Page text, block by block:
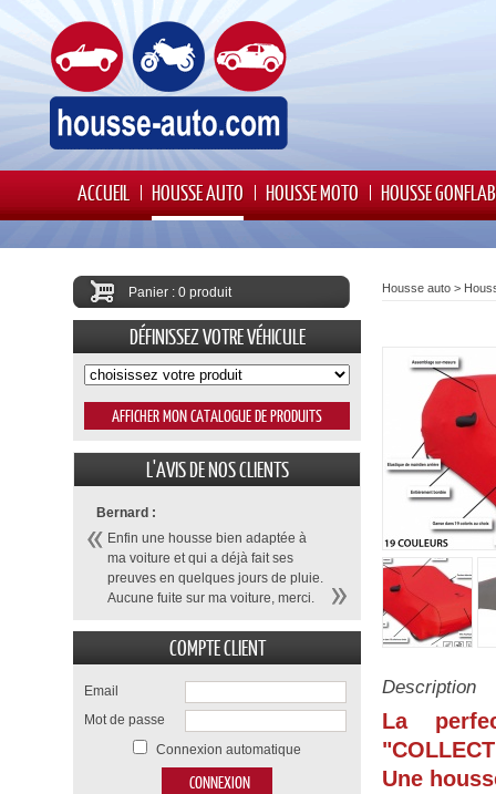
ACCUEIL HOUSSE AUTO HOUSSE MOTO HOUSSE
Housse auto >
Description
La
Une
Panier : 0 produit
DÉFINISSEZ VOTRE VÉHICULE
L'AVIS DE NOS CLIENTS
Bernard :
Enfin une housse bien adaptée à
ma voiture et qui a déjà fait ses
preuves en quelques jours de pluie.
Aucune fuite sur ma voiture, merci.
COMPTE CLIENT
Email
Mot de passe
Connexion automatique